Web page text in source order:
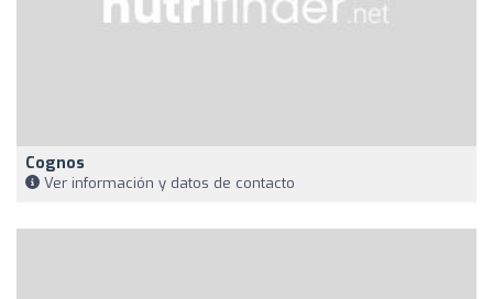
Cognos
Ver información y datos de contacto